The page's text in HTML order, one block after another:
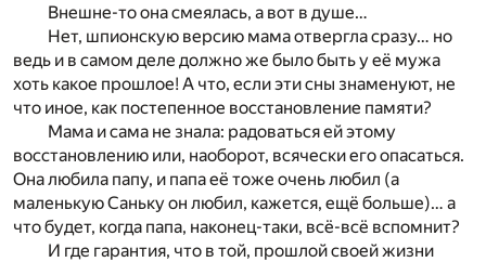
Внешне-то она смеялась, а вот в душе…
Нет, шпионскую версию мама отвергла сразу… но
ведь и в самом деле должно же было быть у её мужа
хоть какое прошлое! А что, если эти сны знаменуют, не
что иное, как постепенное восстановление памяти?
Мама и сама не знала: радоваться ей этому
восстановлению или, наоборот, всячески его опасаться.
Она любила папу, и папа её тоже очень любил (а
маленькую Саньку он любил, кажется, ещё больше)… а
что будет, когда папа, наконец-таки, всё-всё вспомнит?
И где гарантия, что в той, прошлой своей жизни